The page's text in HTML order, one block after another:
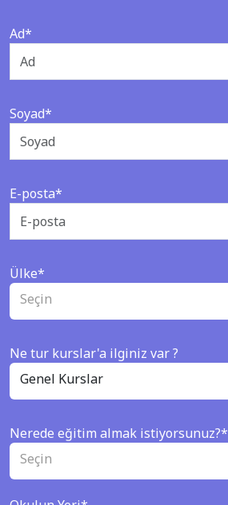
Ad*
Soyad*
E-posta*
Ülke*
Seçin
Ne tur kurslar'a ilginiz var ?
Genel Kurslar
Nerede eğitim almak istiyorsunuz?*
Seçin